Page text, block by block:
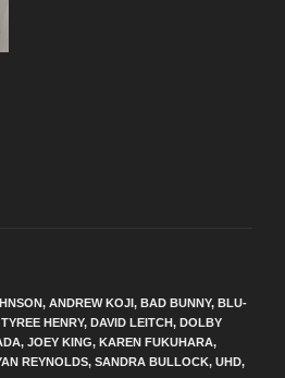
, ANDREW KOJI, BAD BUNNY, BLU-
HENRY, DAVID LEITCH, DOLBY
, JOEY KING, KAREN FUKUHARA,
REYNOLDS, SANDRA BULLOCK, UHD,